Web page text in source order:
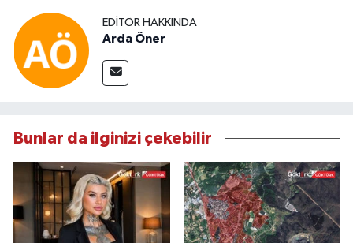
EDITÖR HAKKINDA
Arda Öner
Bunlar da ilginizi çekebilir